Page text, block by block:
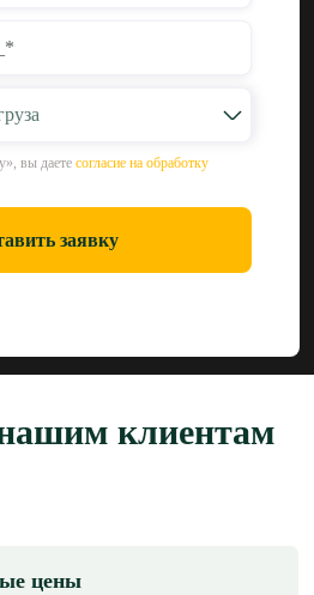
вы даете согласие на обработку
заявку
клиентам
цены